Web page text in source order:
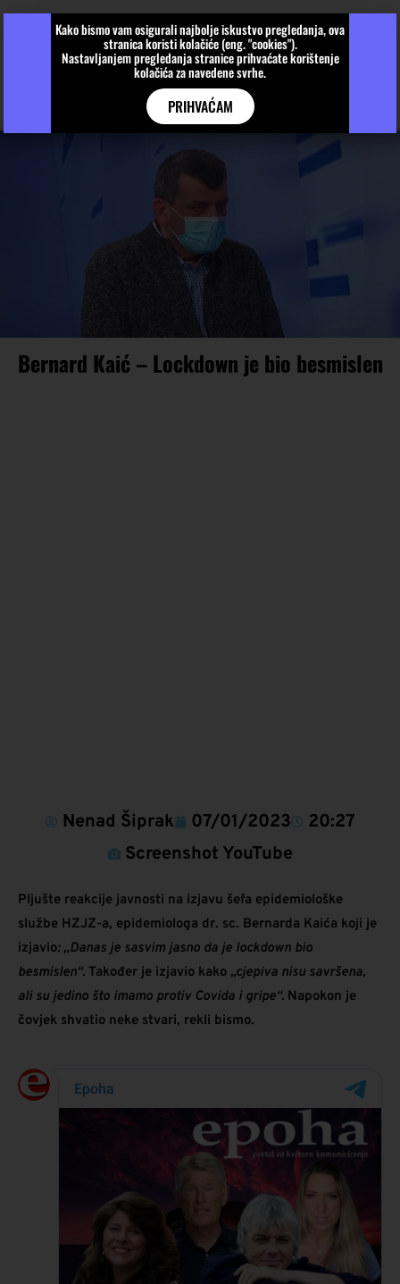
Bernard Kaić – Lockdown je bio besmislen
Nenad Šiprak 07/01/2023
20:27
Screenshot YouTube
Pljušte reakcije javnosti na izjavu šefa epidemiološke
službe HZJZ-a, epidemiologa dr. sc. Bernarda Kaića koji je
izjavio: „Danas je sasvim jasno da je lockdown bio
besmislen“. Također je izjavio kako „cjepiva nisu savršena,
ali su jedino što imamo protiv Covida i gripe“. Napokon je
čovjek shvatio neke stvari, rekli bismo.
Kako bismo vam osigurali najbolje iskustvo pregledanja, ova
stranica koristi kolačiće (eng. "cookies").
Nastavljanjem pregledanja stranice prihvaćate korištenje
kolačića za navedene svrhe.
PRIHVAĆAM